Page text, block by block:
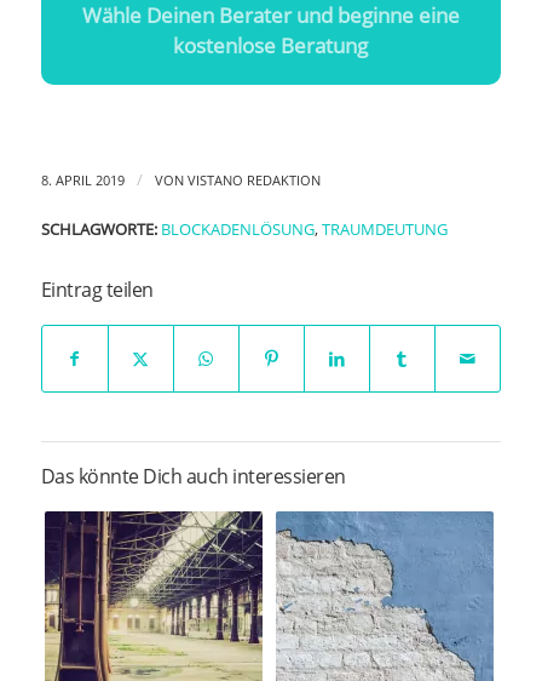
Wähle Deinen Berater und beginne eine
kostenlose Beratung
8. APRIL 2019 / VON VISTANO REDAKTION
SCHLAGWORTE: BLOCKADENLÖSUNG,TRAUMDEUTUNG
Eintrag teilen
Das könnte Dich auch interessieren